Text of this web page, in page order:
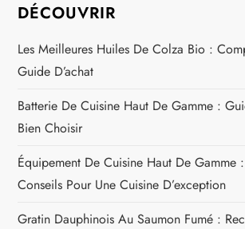
DÉCOUVRIR
Les Meilleures Huiles De Colza Bio :
Guide D’achat
Batterie De Cuisine Haut De Gamme :
Bien Choisir
Équipement De Cuisine Haut De Gamme
Conseils Pour Une Cuisine D’exception
Gratin Dauphinois Au Saumon Fumé :